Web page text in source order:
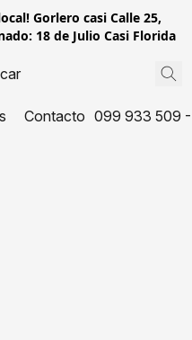
Gorlero casi Calle 25,
18 de Julio Casi Florida
Contacto 099 933 509